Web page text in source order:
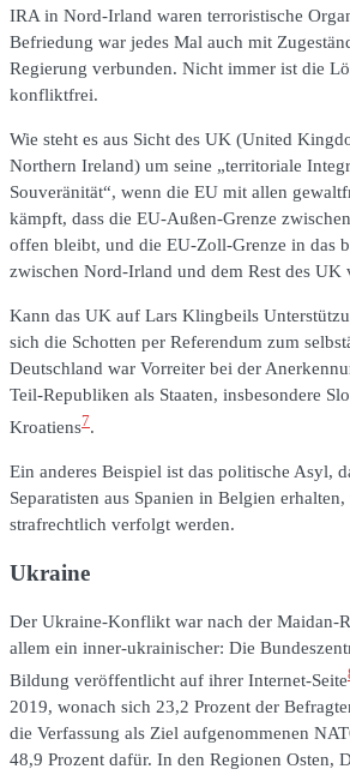
IRA in Nord-Irland waren terroristische
Befriedung war jedes Mal auch mit
Regierung verbunden. Nicht immer ist die
konfliktfrei.
Wie steht es aus Sicht des UK (United
Northern Ireland) um seine „territoriale
Souveränität“, wenn die EU mit allen
kämpft, dass die EU-Außen-Grenze
offen bleibt, und die EU-Zoll-Grenze in das
zwischen Nord-Irland und dem Rest des UK
Kann das UK auf Lars Klingbeils
sich die Schotten per Referendum zum
Deutschland war Vorreiter bei der
Teil-Republiken als Staaten, insbesondere
Kroatiens7.
Ein anderes Beispiel ist das politische Asyl,
Separatisten aus Spanien in Belgien
strafrechtlich verfolgt werden.
Ukraine
Der Ukraine-Konflikt war nach der Maidan-
allem ein inner-ukrainischer: Die
Bildung veröffentlicht auf ihrer Internet-Seite
2019, wonach sich 23,2 Prozent der
die Verfassung als Ziel aufgenommenen
48,9 Prozent dafür. In den Regionen Osten,